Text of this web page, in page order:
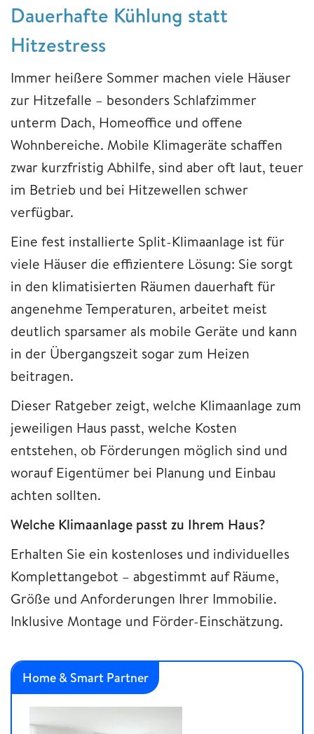
Dauerhafte Kühlung statt
Hitzestress
Immer heißere Sommer machen viele Häuser
zur Hitzefalle – besonders Schlafzimmer
unterm Dach, Homeoffice und offene
Wohnbereiche. Mobile Klimageräte schaffen
zwar kurzfristig Abhilfe, sind aber oft laut, teuer
im Betrieb und bei Hitzewellen schwer
verfügbar.
Eine fest installierte Split-Klimaanlage ist für
viele Häuser die effizientere Lösung: Sie sorgt
in den klimatisierten Räumen dauerhaft für
angenehme Temperaturen, arbeitet meist
deutlich sparsamer als mobile Geräte und kann
in der Übergangszeit sogar zum Heizen
beitragen.
Dieser Ratgeber zeigt, welche Klimaanlage zum
jeweiligen Haus passt, welche Kosten
entstehen, ob Förderungen möglich sind und
worauf Eigentümer bei Planung und Einbau
achten sollten.
Welche Klimaanlage passt zu Ihrem Haus?
Erhalten Sie ein kostenloses und individuelles
Komplettangebot – abgestimmt auf Räume,
Größe und Anforderungen Ihrer Immobilie.
Inklusive Montage und Förder-Einschätzung.
Home & Smart Partner